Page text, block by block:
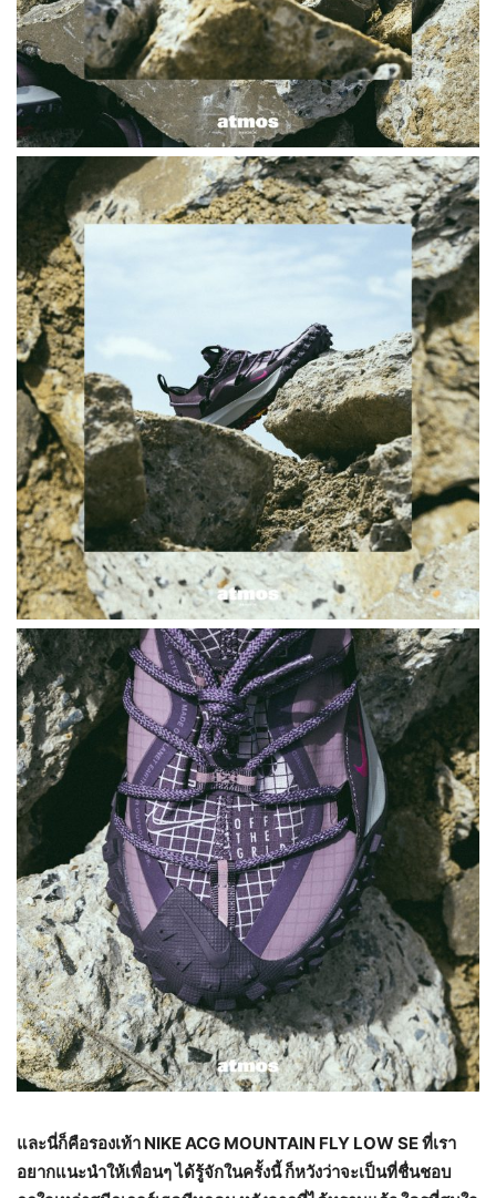
และนี่ก็คือรองเท้า NIKE ACG MOUNTAIN FLY LOW SEที่เรา
อยากแนะนำให้เพื่อนๆ ได้รู้จักในครั้งนี้ ก็หวังว่าจะเป็นที่ชื่นชอบ